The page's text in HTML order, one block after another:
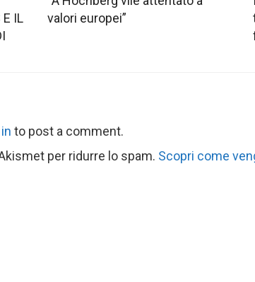
E IL
valori europei”
to post a comment.
per ridurre lo spam. Scopri come